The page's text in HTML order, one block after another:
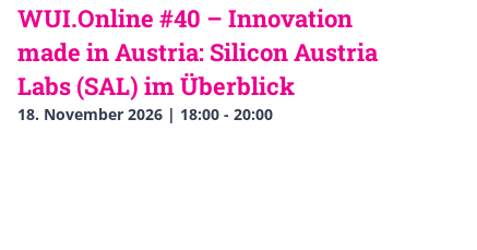
WUI.Online #40 – Innovation
made in Austria: Silicon Austria
Labs (SAL) im Überblick
18. November 2026 | 18:00- 20:00